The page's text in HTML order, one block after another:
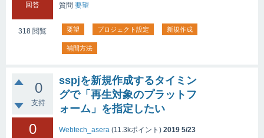
回答
318 閲覧
質問 要望
要望 プロジェクト設定 新規作成
補間方法
0
支持
0
sspjを新規作成するタイミン
グで「再生対象のプラットフ
ォーム」を指定したい
Webtech_asera (11.3kポイント) 2019 5/23